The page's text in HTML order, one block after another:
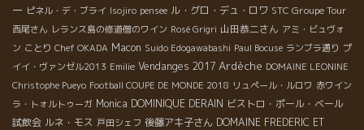
ー ピネル・デ・ブライ Isojiro pensee ル・グロ・デュ・ロワ STC Groupe Tour
西尾さん レランス島の修道僧のワイン Rosé Grigri 山田恭二さん アミ・ビュヴォ
ン ことり Chef OKADA Macon Suido Edogawabashi Paul Bocuse ランブラ通り プ
イイ・ヴァンゼル2013 Emilie Vendanges 2017 Ardèche DOMAINE LEONINE
Christophe Pueyo Football COUPE DE MONDE 2018 リュペール・ルロワ 赤ワイン
ラ・トォルトゥーガ Monica DOMINIQUE DERAIN ビストロ・ポール・ベール
試飲会 ルネ・モス 戸田シェフ 後藤アキ子さん DOMAINE FREDERIC ET